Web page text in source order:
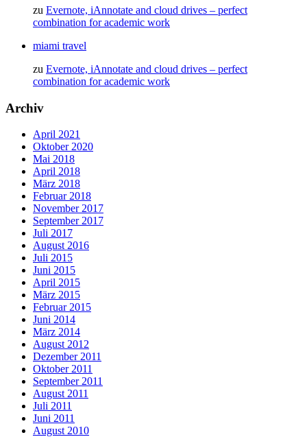
zu Evernote, iAnnotate and cloud drives – perfect
combination for academic work
miami travel
zu Evernote, iAnnotate and cloud drives – perfect
combination for academic work
Archiv
April 2021
Oktober 2020
Mai 2018
April 2018
März 2018
Februar 2018
November 2017
September 2017
Juli 2017
August 2016
Juli 2015
Juni 2015
April 2015
März 2015
Februar 2015
Juni 2014
März 2014
August 2012
Dezember 2011
Oktober 2011
September 2011
August 2011
Juli 2011
Juni 2011
August 2010